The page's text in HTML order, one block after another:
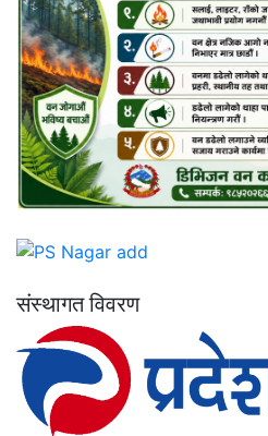
संस्थागत विवरण